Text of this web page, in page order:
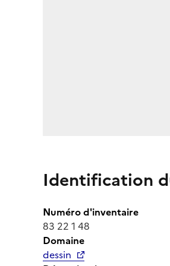
Identification
Numéro d'inventaire
83 22 1 48
Domaine
dessin